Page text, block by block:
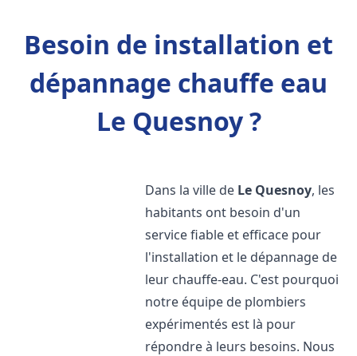
Besoin de installation et
dépannage chauffe eau
Le Quesnoy ?
Dans la ville de Le Quesnoy, les
habitants ont besoin d'un
service fiable et efficace pour
l'installation et le dépannage de
leur chauffe-eau. C'est pourquoi
notre équipe de plombiers
expérimentés est là pour
répondre à leurs besoins. Nous